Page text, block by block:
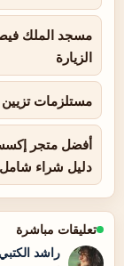
مسجد الملك
الزيارة
مستلزمات تزيين
أفضل متجر
دليل شراء شامل
تعليقات مباشرة
راشد الكتبي